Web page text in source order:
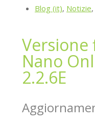
Blog (it), Notizie,
Versione
Nano
2.2.6E